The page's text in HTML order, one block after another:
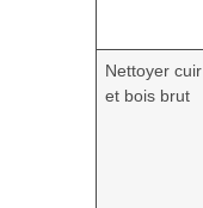
Nettoyer cuir
et bois brut